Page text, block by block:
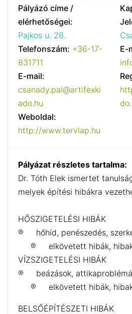
Pályázó címe /
elérhetőségei:
Pajkos u. 28.
Telefonszám: +36-17-
831711
E-mail:
csanady.pal@artifexki
ado.hu
Weboldal:
http://www.tervlap.hu
E-
Pályázat részletes tartalma:
Dr. Tóth Elek ismertet
melyek építési hibákra
HŐSZIGETELÉSI HIBÁK
® hőhíd, penészedés,
® elkövetett hibák,
VÍZSZIGETELÉSI HIBÁK
® beázások,
® elkövetett hibák,
BELSŐÉPÍTÉSZETI HIBÁK